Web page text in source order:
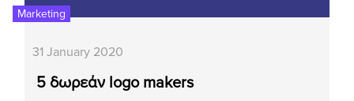
Marketing
31 January 2020
5 δωρεάν logo makers